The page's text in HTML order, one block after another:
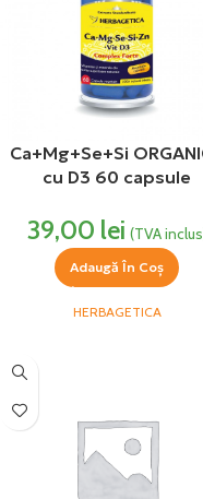
Ca+Mg+Se+Si
cu D3 60 capsule
39,00 lei (TVA
Adaugă În Coș
HERBAGETICA